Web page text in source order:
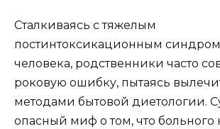
Сталкиваясь с тяжелым
постинтоксикационным
человека, родственники часто
роковую ошибку, пытаясь
методами бытовой диетологии.
опасный миф о том, что больного